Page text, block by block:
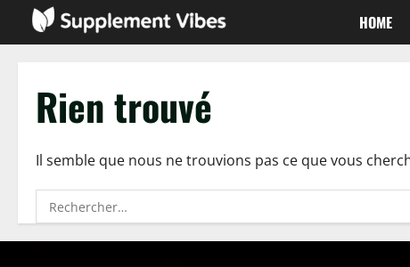
Passer
HOME
Rien trouvé
Il semble que nous ne trouvions pas ce que vous
Rechercher :